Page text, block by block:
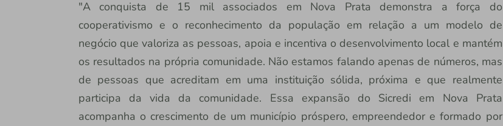
"A conquista de 15 mil associados em Nova Prata demonstra a força do
cooperativismo e o reconhecimento da população em relação a um modelo de
negócio que valoriza as pessoas, apoia e incentiva o desenvolvimento local e mantém
os resultados na própria comunidade. Não estamos falando apenas de números, mas
de pessoas que acreditam em uma instituição sólida, próxima e que realmente
participa da vida da comunidade. Essa expansão do Sicredi em Nova Prata
acompanha o crescimento de um município próspero, empreendedor e formado por